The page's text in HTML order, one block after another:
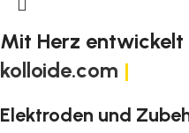
Mit Herz
kolloide.com |
Elektroden und